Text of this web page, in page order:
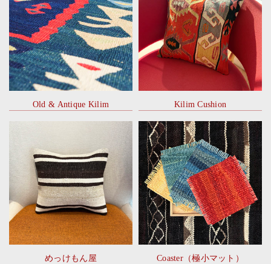
Old & Antique Kilim Kilim Cushion
めっけもん屋 Coaster（極小マット）